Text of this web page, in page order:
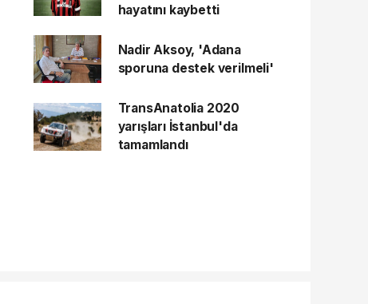
hayatını kaybetti
Nadir Aksoy, 'Adana
sporuna destek verilmeli'
TransAnatolia 2020
yarışları İstanbul'da
tamamlandı